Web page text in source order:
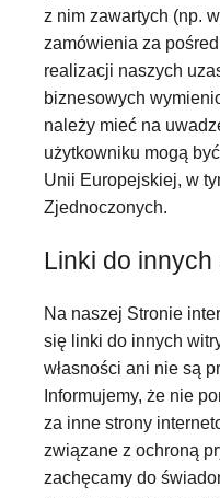
z nim zawartych (np.
zamówienia za
realizacji naszych
biznesowych
należy mieć na
użytkowniku mogą
Unii Europejskiej, w
Zjednoczonych.
Linki do innych
Na naszej Stronie
się linki do innych
własności ani nie są
Informujemy, że nie
za inne strony
związane z ochroną
zachęcamy do